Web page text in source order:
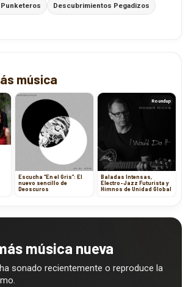
Descubrimientos Pegadizos
música
Escucha “En el Gris”: El
nuevo sencillo de
Deoscuros
Roundup
Baladas Intensas,
Electro-Jazz Futurista y
Himnos de Unidad Global
música nueva
sonado recientemente o reproduce la